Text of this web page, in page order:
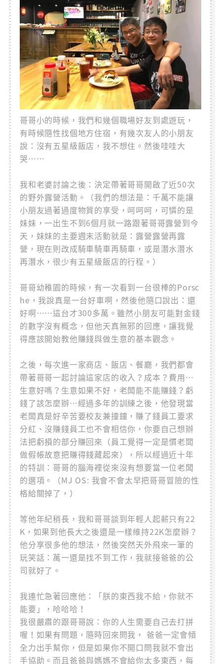
哥哥小的時候，我們和幾個職場好友到處遊玩，
有時候隨性找個地方住宿，有幾次友人的小朋友
說：沒有五星級飯店，我不想住。然後哇哇大
哭⋯⋯
我和老婆討論之後：決定帶著哥哥開啟了近50次
的野外露營活動。（我們的想法是：千萬不能讓
小朋友過著過度物質的享受，呵呵呵，可憐的是
妹妹，一出生不到6個月就一路跟著哥哥露營到今
天，妹妹的主要週末活動就是：露營露營再露
營，現在則改成騎車騎車再騎車，或是潛水潛水
再潛水，很少有五星級飯店的行程。）
哥哥幼稚園的時候，有一次看到一台很棒的Porsc
he，我說真是一台好車啊，然後他隨口說出：還
好啊⋯⋯這台才300多萬。雖然小朋友可能對金錢
的數字沒有概念，但他天真無邪的回應，讓我覺
得應該開始教他賺錢與做生意的基本觀念。
之後，每次進一家商店、飯店、餐廳，我們都會
帶著哥哥一起討論這家店的收入？成本？費用…
生意好嗎？生意如果不好，老闆能不能賺錢？虧
錢了該怎麼辦…經過多年的訓練之後，他發現當
老闆真是好辛苦要校友兼撞鐘，賺了錢員工要求
分紅、沒賺錢員工也不會相信你，你要自己想辦
法把虧損的部分賺回來（員工覺得一定是慣老闆
做假帳故意把賺得錢藏起來），所以經過近十年
的特訓：哥哥的腦海裡從來沒有想要當一位老闆
的選項。（MJ OS: 我會不會太早把哥哥冒險的性
格給關掉了，）
等他年紀稍長，我和哥哥談到年輕人起薪只有22
K，如果到他長大之後還是一樣維持22K怎麼辦？
他分享很多他的想法，然後突然天外飛來一筆的
玩笑話：萬一還是找不到工作，我就接爸爸的公
司就好了。
我連忙急著回應他：「朕的東西我不給，你就不
能要」，哈哈哈！
我很嚴肅的跟哥哥說：你的人生需要自己去打拼
喔！如果有問題，隨時回來問我， 爸爸一定會傾
全力出手幫你，但是如果你不開口問我就不會出
手協助。而且爸爸與媽媽不會給你太多東西，每